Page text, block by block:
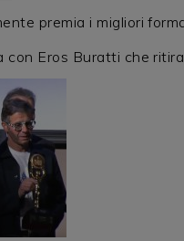
premia i migliori
con Eros Buratti che